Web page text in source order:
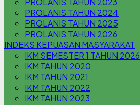
PROLANIS TAHUN 2024
PROLANIS TAHUN 2025
PROLANIS TAHUN 2026
INDEKS KEPUASAN MASYARAKAT
IKM SEMESTER 1 TAHUN 2026
IKM TAHUN 2020
IKM TAHUN 2021
IKM TAHUN 2022
IKM TAHUN 2023